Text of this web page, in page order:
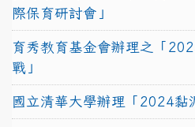
際保育研討會」
育秀教育基金會辦理之「
戰」
國立清華大學辦理「2024黏